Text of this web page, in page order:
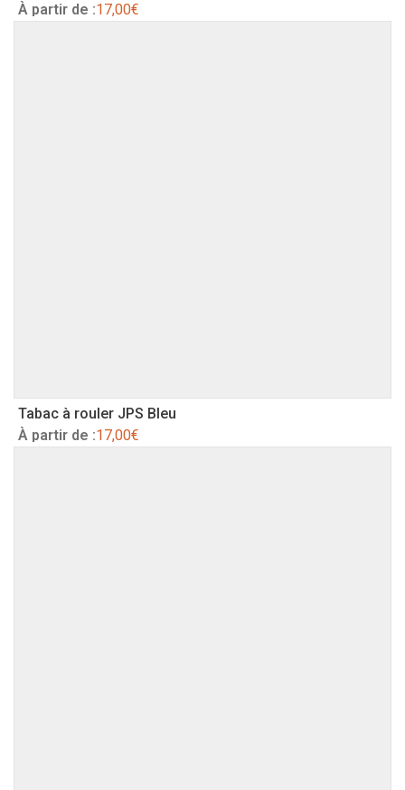
À partir de :17,00€
Tabac à rouler JPS Bleu
À partir de :17,00€